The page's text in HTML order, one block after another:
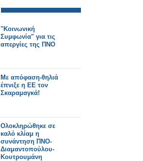
"Κοινωνική
Συμφωνία" για τις
απεργίες της ΠΝΟ
Με απόφαση-θηλιά
έπνιξε η ΕΕ τον
Σκαραμαγκά!
Ολοκληρώθηκε σε
καλό κλίαμ η
συνάντηση ΠΝΟ-
Διαμαντοπούλου-
Κουτρουμάνη